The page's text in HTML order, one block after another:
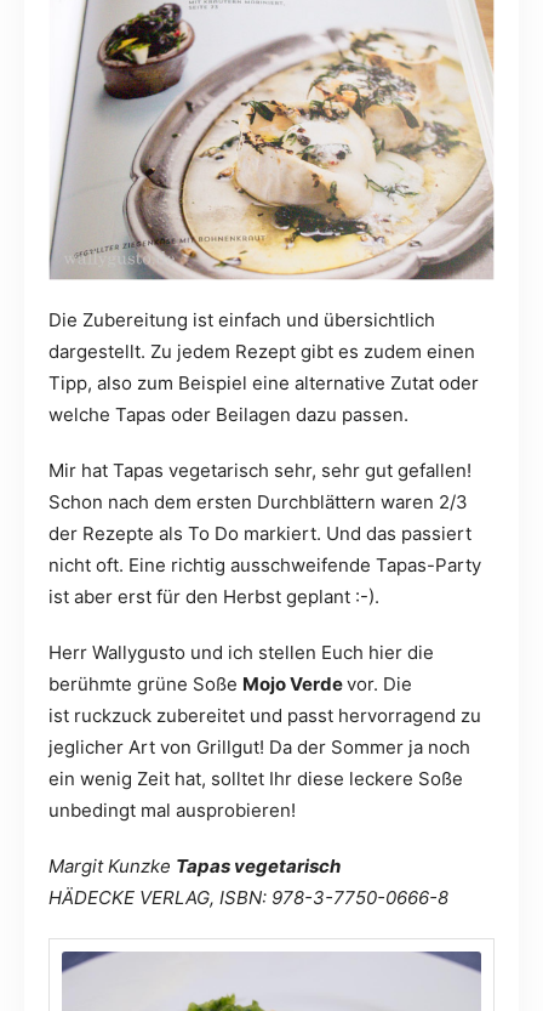
Die Zubereitung ist einfach und übersichtlich
dargestellt. Zu jedem Rezept gibt es zudem einen
Tipp, also zum Beispiel eine alternative Zutat oder
welche Tapas oder Beilagen dazu passen.
Mir hat Tapas vegetarisch sehr, sehr gut gefallen!
Schon nach dem ersten Durchblättern waren 2/3
der Rezepte als To Do markiert. Und das passiert
nicht oft. Eine richtig ausschweifende Tapas-Party
ist aber erst für den Herbst geplant :-).
Herr Wallygusto und ich stellen Euch hier die
berühmte grüne Soße Mojo Verdevor. Die
ist ruckzuck zubereitet und passt hervorragend zu
jeglicher Art von Grillgut! Da der Sommer ja noch
ein wenig Zeit hat, solltet Ihr diese leckere Soße
unbedingt mal ausprobieren!
Margit Kunzke Tapas vegetarisch
HÄDECKE VERLAG, ISBN: 978-3-7750-0666-8